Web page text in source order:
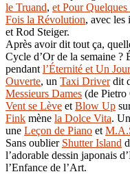
le Truand, et Pour
Fois la Révolution, avec les
et Rod Steiger.
Après avoir dit tout ça,
Cycle d’Or de la semaine ?
pendant l’Éternité et Un Jour
Ouverte, un Taxi Driverdit
Messieurs Dames (de Pietro
Vent se Lève et Blow Up
Fink mène la Dolce Vita. Un
une Leçon de Piano et
Sans oublier Shutter Island
l’adorable dessin japonais
l’Enfance de l’Art.